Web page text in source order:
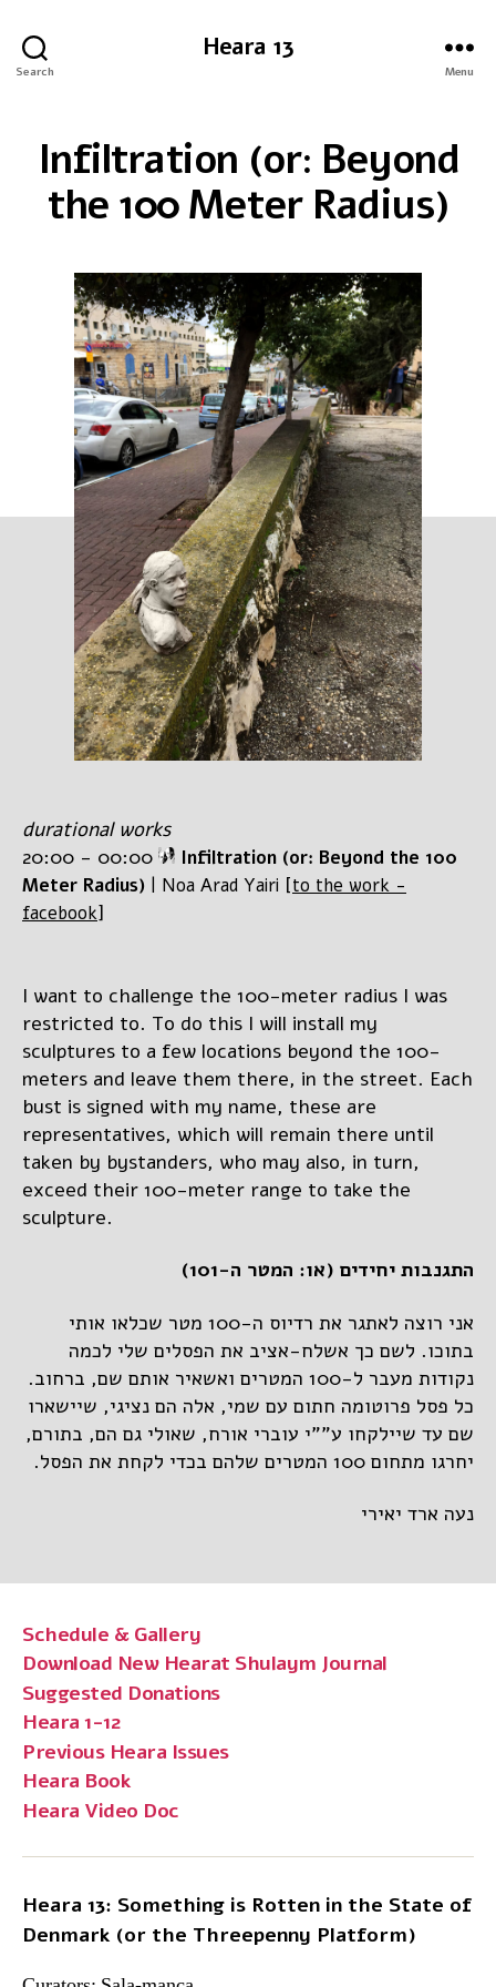
Search
Heara 13
Menu
Infiltration (or: Beyond
the 100 Meter Radius)
durational works
20:00 - 00:00
Infiltration (or: Beyond the 100
Meter Radius) | Noa Arad Yairi [to the work -
facebook]
I want to challenge the 100-meter radius I was
restricted to. To do this I will install my
sculptures to a few locations beyond the 100-
meters and leave them there, in the street. Each
bust is signed with my name, these are
representatives, which will remain there until
taken by bystanders, who may also, in turn,
exceed their 100-meter range to take the
sculpture.
התגנבות יחידים (או: המטר ה-101)
אני רוצה לאתגר את רדיוס ה-100 מטר שכלאו אותי
בתוכו. לשם כך אשלח-אציב את הפסלים שלי לכמה
נקודות מעבר ל-100 המטרים ואשאיר אותם שם, ברחוב.
כל פסל פרוטומה חתום עם שמי, אלה הם נציגי, שיישארו
שם עד שיילקחו ע””י עוברי אורח, שאולי גם הם, בתורם,
יחרגו מתחום 100 המטרים שלהם בכדי לקחת את הפסל.
נעה ארד יאירי
Schedule & Gallery
Download New Hearat Shulaym Journal
Suggested Donations
Heara 1-12
Previous Heara Issues
Heara Book
Heara Video Doc
Heara 13: Something is Rotten in the State of
Denmark (or the Threepenny Platform)